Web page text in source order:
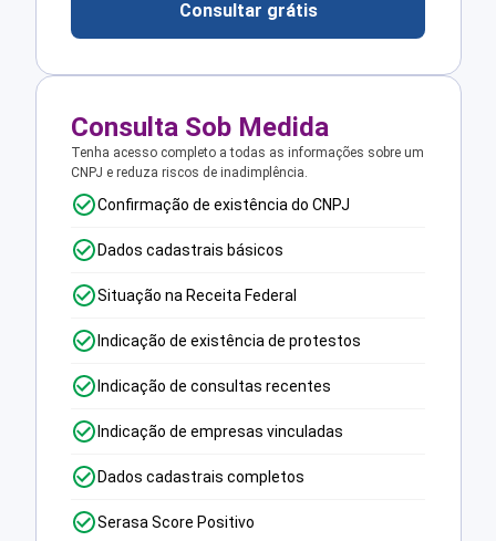
Consultar grátis
Consulta Sob Medida
Tenha acesso completo a todas as informações sobre um
CNPJ e reduza riscos de inadimplência.
Confirmação de existência do CNPJ
Dados cadastrais básicos
Situação na Receita Federal
Indicação de existência de protestos
Indicação de consultas recentes
Indicação de empresas vinculadas
Dados cadastrais completos
Serasa Score Positivo